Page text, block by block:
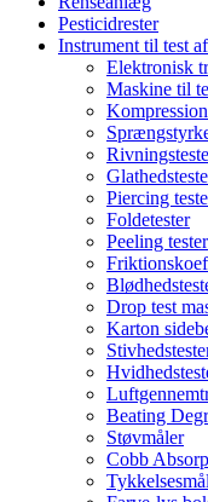
Pesticidrester
Instrument til test
Elektronisk
Maskine til
Piercing
Foldetester
Peeling tester
Drop test
Karton
Beating
Støvmåler
Cobb